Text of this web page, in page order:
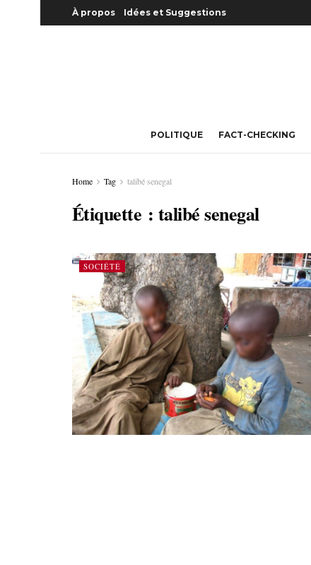
À propos Idées et Suggestions
POLITIQUE FACT-CHECKING
Home Tag talibé senegal
Étiquette : talibé senegal
SOCIÉTÉ